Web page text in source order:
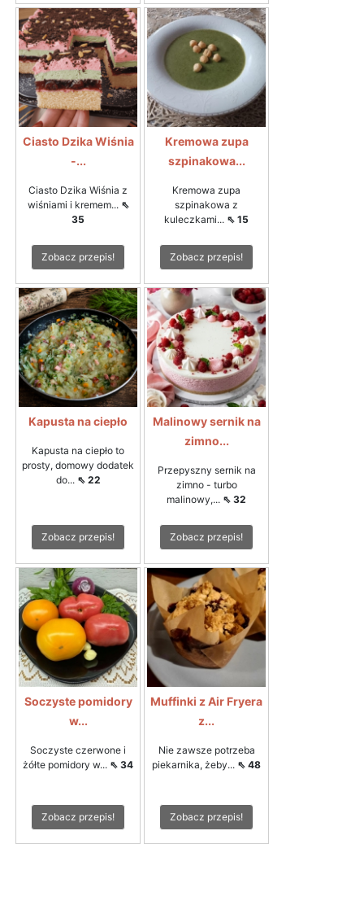
Ciasto Dzika Wiśnia
-...
Ciasto Dzika Wiśnia z
wiśniami i kremem... ⇖
35
Zobacz przepis!
Kremowa zupa
szpinakowa...
Kremowa zupa
szpinakowa z
kuleczkami... ⇖ 15
Zobacz przepis!
Kapusta na ciepło
Kapusta na ciepło to
prosty, domowy dodatek
do... ⇖ 22
Zobacz przepis!
Malinowy sernik na
zimno...
Przepyszny sernik na
zimno - turbo
malinowy,... ⇖ 32
Zobacz przepis!
Soczyste pomidory
w...
Soczyste czerwone i
żółte pomidory w... ⇖ 34
Zobacz przepis!
Muffinki z Air Fryera
z...
Nie zawsze potrzeba
piekarnika, żeby... ⇖ 48
Zobacz przepis!